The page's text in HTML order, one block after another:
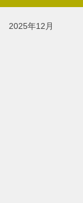
2025年12月